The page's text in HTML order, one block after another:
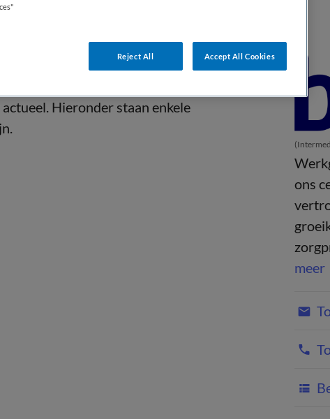
Hieronder staan enkele
ons
meer
Reject All Accept All Cookies